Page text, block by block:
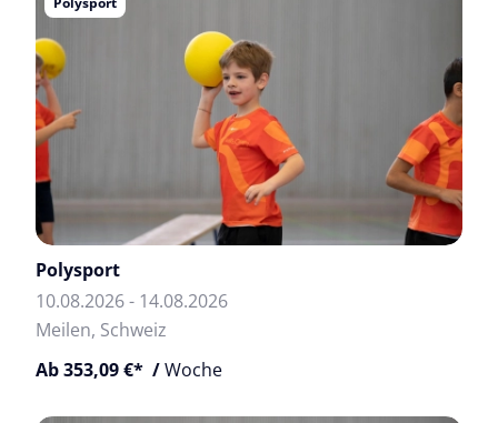
Polysport
10.08.2026 - 14.08.2026
Meilen, Schweiz
Ab 353,09 €* /Woche